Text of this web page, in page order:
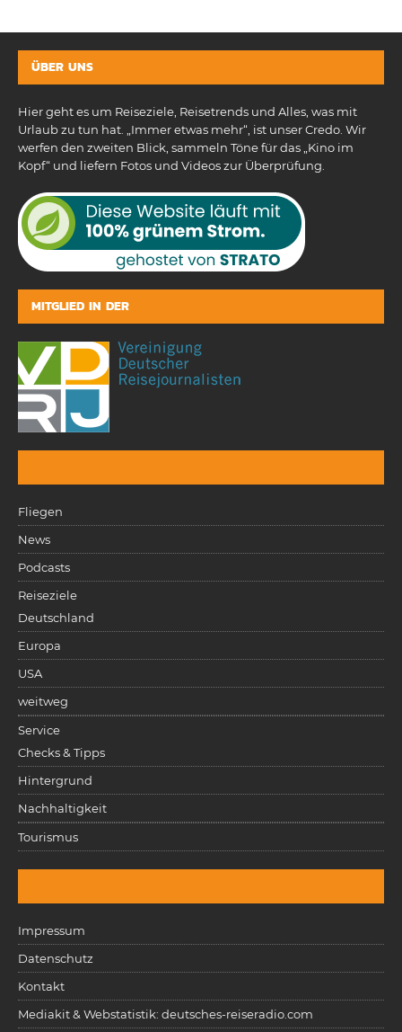
ÜBER UNS
Hier geht es um Reiseziele, Reisetrends und Alles, was mit
Urlaub zu tun hat. „Immer etwas mehr“, ist unser Credo. Wir
werfen den zweiten Blick, sammeln Töne für das „Kino im
Kopf“ und liefern Fotos und Videos zur Überprüfung.
MITGLIED IN DER
Fliegen
News
Podcasts
Reiseziele
Deutschland
Europa
USA
weitweg
Service
Checks & Tipps
Hintergrund
Nachhaltigkeit
Tourismus
Impressum
Datenschutz
Kontakt
Mediakit & Webstatistik: deutsches-reiseradio.com